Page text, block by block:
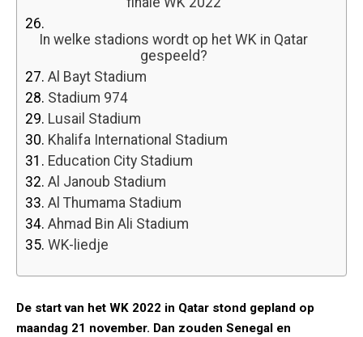
26.
In welke stadions wordt op het WK in Qatar
gespeeld?
27. Al Bayt Stadium
28. Stadium 974
29. Lusail Stadium
30. Khalifa International Stadium
31. Education City Stadium
32. Al Janoub Stadium
33. Al Thumama Stadium
34. Ahmad Bin Ali Stadium
35. WK-liedje
De start van het WK 2022 in Qatar stond gepland op
maandag 21 november. Dan zouden Senegal en